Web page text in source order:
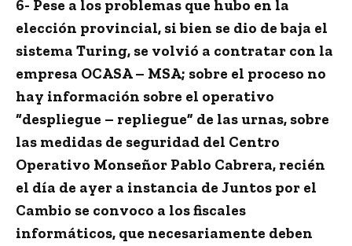
6- Pese a los problemas que hubo en la
elección provincial, si bien se dio de baja el
sistema Turing, se volvió a contratar con la
empresa OCASA – MSA; sobre el proceso no
hay información sobre el operativo
“despliegue – repliegue” de las urnas, sobre
las medidas de seguridad del Centro
Operativo Monseñor Pablo Cabrera, recién
el día de ayer a instancia de Juntos por el
Cambio se convoco a los fiscales
informáticos, que necesariamente deben